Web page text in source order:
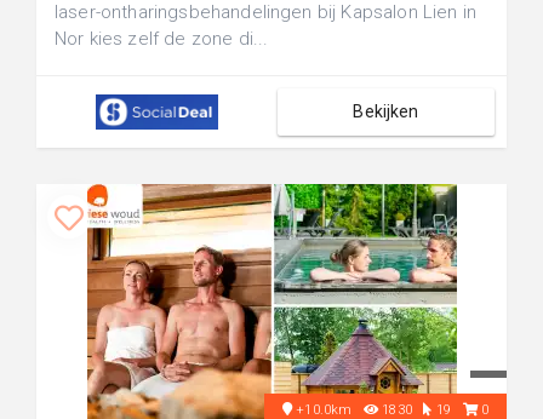
laser-ontharingsbehandelingen bij Kapsalon Lien in
Nor kies zelf de zone di...
Bekijken
+10.0km 1830 19 0